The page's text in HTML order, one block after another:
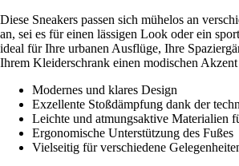
Diese Sneakers passen sich mühelos an
an, sei es für einen lässigen Look oder ein
ideal für Ihre urbanen Ausflüge, Ihre
Ihrem Kleiderschrank einen modischen
Modernes und klares Design
Exzellente Stoßdämpfung dank der
Leichte und atmungsaktive Materialien
Ergonomische Unterstützung des Fußes
Vielseitig für verschiedene